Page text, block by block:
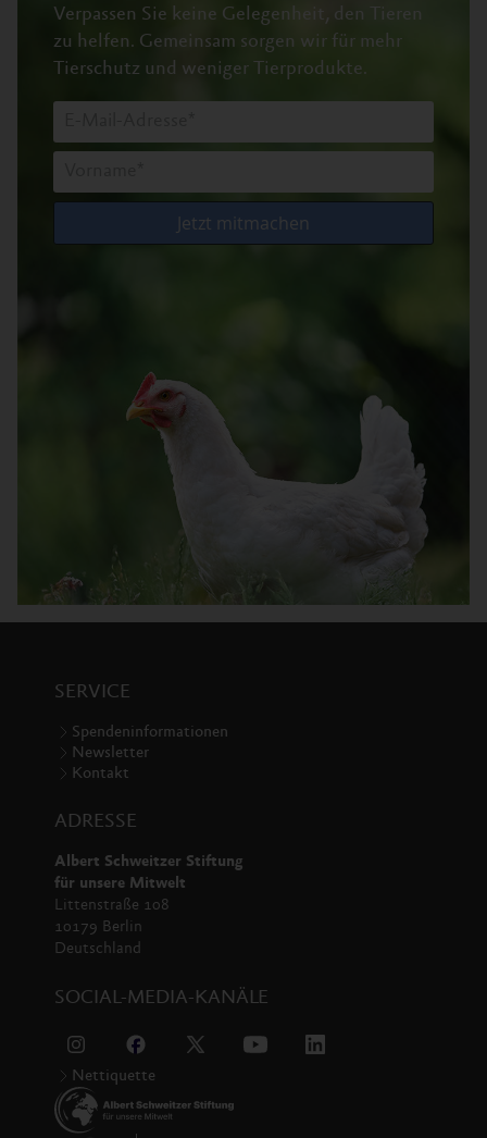
Verpassen Sie keine Gelegenheit, den Tieren
zu helfen. Gemeinsam sorgen wir für mehr
Tierschutz und weniger Tierprodukte.
SERVICE
Spendeninformationen
Newsletter
Kontakt
ADRESSE
Albert Schweitzer Stiftung
für unsere Mitwelt
Littenstraße 108
10179 Berlin
Deutschland
SOCIAL-MEDIA-KANÄLE
Nettiquette